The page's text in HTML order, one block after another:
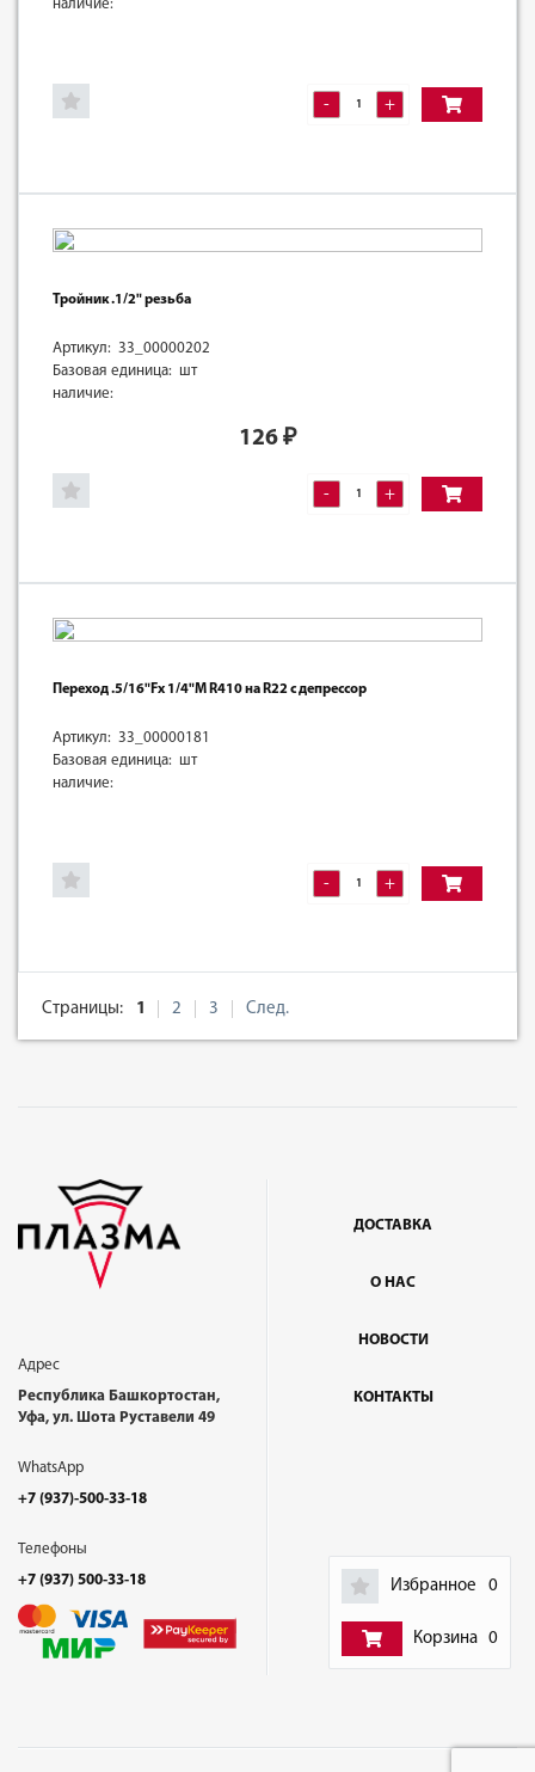
Избранное 0
Корзина 0
наличие:
- +
Тройник .1/2" резьба
Артикул: 33_00000202
Базовая единица: шт
наличие:
126 ₽
- +
Переход .5/16"Fх 1/4"M R410 на R22 c депрессор
Артикул: 33_00000181
Базовая единица: шт
наличие:
- +
Страницы: 1 2 3 След.
Адрес
Республика Башкортостан,
Уфа, ул. Шота Руставели 49
WhatsApp
+7 (937)-500-33-18
Телефоны
+7 (937) 500-33-18
ДОСТАВКА
О НАС
НОВОСТИ
КОНТАКТЫ